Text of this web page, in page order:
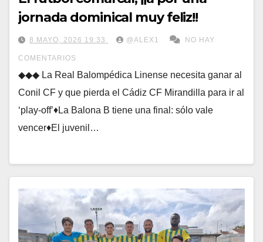
jornada dominical muy feliz!!
8 MAYO, 2026 19:33 @ALEX1 NO HAY
COMENTARIOS
◆◆◆ La Real Balompédica Linense necesita ganar al
Conil CF y que pierda el Cádiz CF Mirandilla para ir al
‘play-off’♦La Balona B tiene una final: sólo vale
vencer♦El juvenil…